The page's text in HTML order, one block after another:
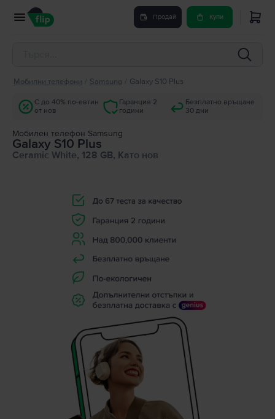
Продай Купи
Мобилни телефони Samsung Galaxy S10 Plus
С до 40% по-евтин
от нов
Гаранция 2
години
Безплатно връщане
30 дни
Мобилен телефон Samsung
Galaxy S10 Plus
Ceramic White, 128 GB, Като нов